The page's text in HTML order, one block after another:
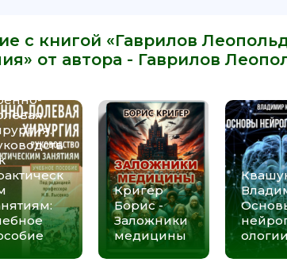
с книгой «Гаврилов
от автора - Гаврилов
Кригер
Борис -
Заложники
медицины
ологии